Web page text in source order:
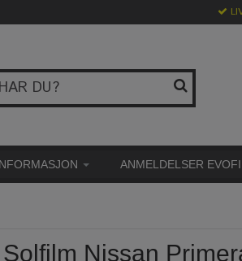
ANMELDELSER
Solfilm Nissan